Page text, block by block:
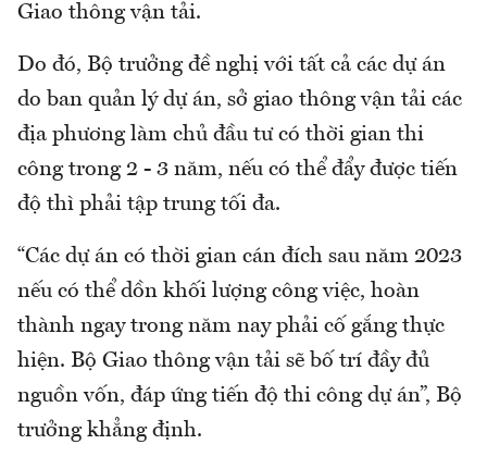
Giao thông vận tải.
Do đó, Bộ trưởng đề nghị với tất cả các dự án
do ban quản lý dự án, sở giao thông vận tải các
địa phương làm chủ đầu tư có thời gian thi
công trong 2 - 3 năm, nếu có thể đẩy được tiến
độ thì phải tập trung tối đa.
“Các dự án có thời gian cán đích sau năm 2023
nếu có thể dồn khối lượng công việc, hoàn
thành ngay trong năm nay phải cố gắng thực
hiện. Bộ Giao thông vận tải sẽ bố trí đầy đủ
nguồn vốn, đáp ứng tiến độ thi công dự án”, Bộ
trưởng khẳng định.